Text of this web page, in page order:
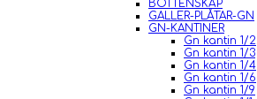
BOTTENSKÅP
GALLER-PLÅTAR-GN
GN-KANTINER
Gn kantin 1/2
Gn kantin 1/3
Gn kantin 1/4
Gn kantin 1/6
Gn kantin 1/9